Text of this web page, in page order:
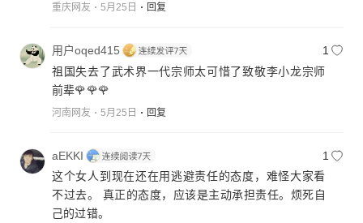
重庆网友 5月25日 回复
用户oqed415
1
祖国失去了武术界一代宗师太可惜了致敬李小龙宗师
前辈🌹🌹🌹
河南网友 5月25日 回复
aEKKI
1
这个女人到现在还在用逃避责任的态度，难怪大家看
不过去。 真正的态度，应该是主动承担责任。烦死自
己的过错。